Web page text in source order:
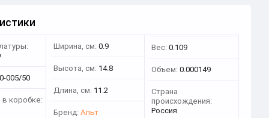
005/50
коробке:
Ширина, см: 0.9
Высота, см: 14.8
Длина, см: 11.2
Бренд: Альт
Вес: 0.109
Объем: 0.000149
Страна
происхождения:
Россия